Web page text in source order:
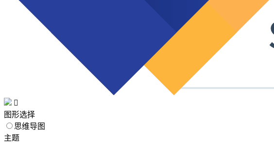

图形选择
思维导图
主题